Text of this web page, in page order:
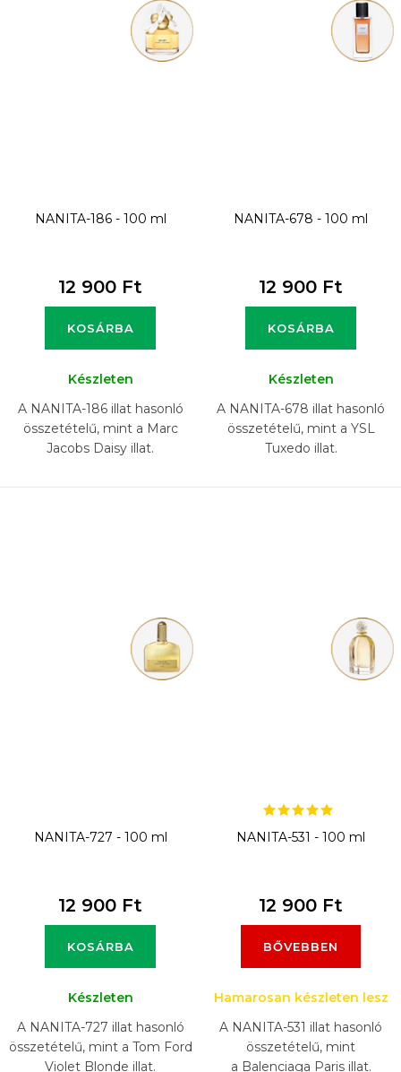
NANITA-186 - 100 ml
12 900 Ft
KOSÁRBA
Készleten
A NANITA-186 illat hasonló
összetételű, mint a Marc
Jacobs Daisy illat.
NANITA-678 - 100 ml
12 900 Ft
KOSÁRBA
Készleten
A NANITA-678 illat hasonló
összetételű, mint a YSL
Tuxedo illat.
NANITA-727 - 100 ml
12 900 Ft
KOSÁRBA
Készleten
A NANITA-727 illat hasonló
összetételű, mint a Tom Ford
Violet Blonde illat.
NANITA-531 - 100 ml
12 900 Ft
BŐVEBBEN
Hamarosan készleten lesz
A NANITA-531 illat hasonló
összetételű, mint
a Balenciaga Paris illat.